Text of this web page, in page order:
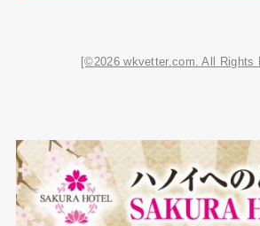
[©2026 wkvetter.com. All Rights